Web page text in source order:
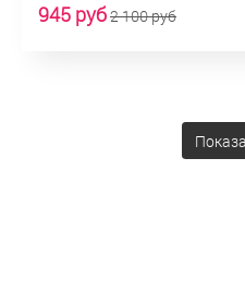
945 руб2 100 руб